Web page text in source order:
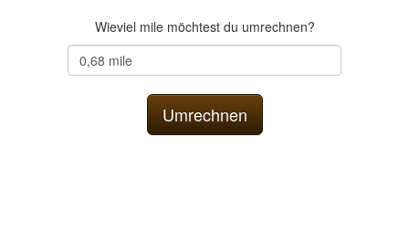
Wieviel mile möchtest du umrechnen?